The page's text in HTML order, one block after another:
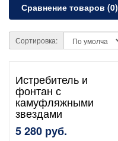
Сравнение товаров (0)
Сортировка:
Истребитель и
фонтан с
камуфляжными
звездами
5 280 руб.